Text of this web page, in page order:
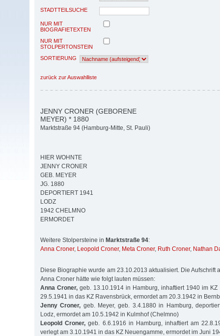
STADTTEILSUCHE
NUR MIT
BIOGRAFIETEXTEN
NUR MIT
STOLPERTONSTEIN
SORTIERUNG
zurück zur Auswahlliste
JENNY CRONER (GEBORENE
MEYER) * 1880
Marktstraße 94 (Hamburg-Mitte, St. Pauli)
HIER WOHNTE
JENNY CRONER
GEB. MEYER
JG. 1880
DEPORTIERT 1941
LODZ
1942 CHELMNO
ERMORDET
Weitere Stolpersteine in Marktstraße 94:
Anna Croner, Leopold Croner, Meta Croner, Ruth Croner, Nathan
Diese Biographie wurde am 23.10.2013 aktualisiert. Die Aufschrift
Anna Croner hätte wie folgt lauten müssen:
Anna Croner, geb. 13.10.1914 in Hamburg, inhaftiert 1940 im KZ
29.5.1941 in das KZ Ravensbrück, ermordet am 20.3.1942 in
Jenny Croner, geb. Meyer, geb. 3.4.1880 in Hamburg,
Lodz, ermordet am 10.5.1942 in Kulmhof (Chelmno)
Leopold Croner, geb. 6.6.1916 in Hamburg, inhaftiert am
verlegt am 3.10.1941 in das KZ Neuengamme, ermordet im Juni